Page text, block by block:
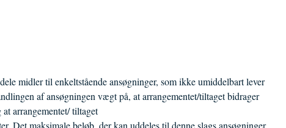
midler til enkeltstående ansøgninger, som ikke umiddelbart lever
af ansøgningen vægt på, at arrangementet/tiltaget bidrager
arrangementet/ tiltaget
Det maksimale beløb, der kan uddeles til denne slags ansøgninger,